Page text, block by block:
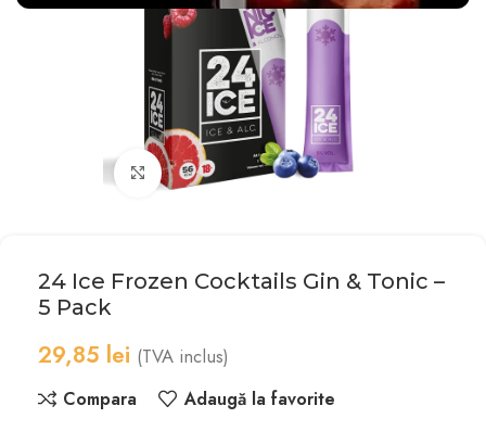
Faceți click pentru a mări
24 Ice Frozen Cocktails Gin & Tonic –
5 Pack
29,85 lei (TVA inclus)
Compara Adaugă la favorite